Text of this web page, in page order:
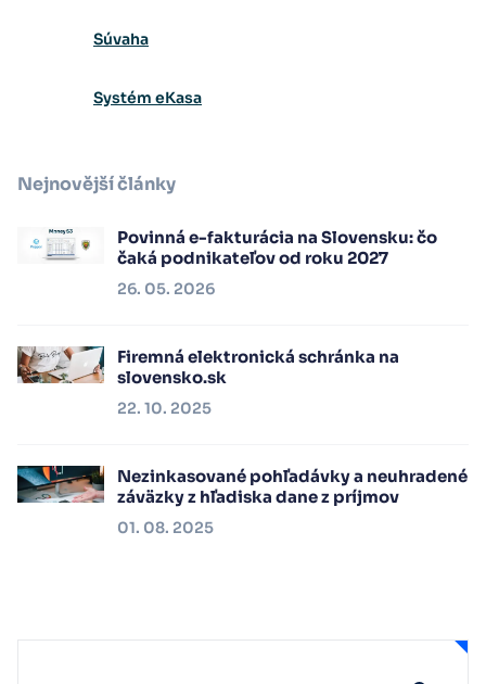
Súvaha
Systém eKasa
Nejnovější články
Povinná e-fakturácia na Slovensku: čo
čaká podnikateľov od roku 2027
26. 05. 2026
Firemná elektronická schránka na
slovensko.sk
22. 10. 2025
Nezinkasované pohľadávky a neuhradené
záväzky z hľadiska dane z príjmov
01. 08. 2025